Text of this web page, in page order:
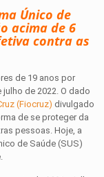
Único de
acima de 6
contra as
de 19 anos por
de 2022. O dado
(Fiocruz) divulgado
de se proteger da
pessoas. Hoje, a
de Saúde (SUS)